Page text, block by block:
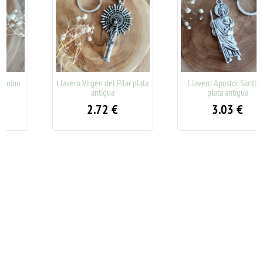
Llavero Virgen del Pilar plata
Llavero Apostol Santiago
plata antigua